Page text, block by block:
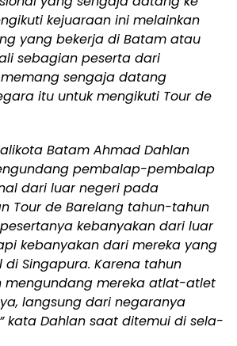
kejuaraan ini melainkan
yang bekerja di Batam atau
sebagian peserta dari
sengaja datang
itu untuk mengikuti Tour de
Batam Ahmad Dahlan
pembalap-pembalap
dari luar negeri pada
Tour de Barelang tahun-tahun
kebanyakan dari luar
kebanyakan dari mereka yang
Singapura. Karena tahun
mengundang mereka atlat-atlet
langsung dari negaranya
kata Dahlan saat ditemui di sela-